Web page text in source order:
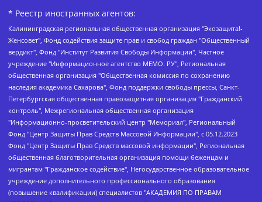
* Реестр иностранных агентов:
Калининградская региональная общественная организация "Экозащита!-Женсовет", Фонд содействия защите прав и свобод граждан "Общественный вердикт", Фонд "Институт Развития Свободы Информации", Частное учреждение "Информационное агентство МЕМО. РУ", Региональная общественная организация "Общественная комиссия по сохранению наследия академика Сахарова", Фонд поддержки свободы прессы, Санкт-Петербургская общественная правозащитная организация "Гражданский контроль", Межрегиональная общественная организация "Информационно-просветительский центр "Мемориал", Региональный Фонд "Центр Защиты Прав Средств Массовой Информации", с 05.12.2023 Фонд "Центр Защиты Прав Средств массовой информации", Региональная общественная благотворительная организация помощи беженцам и мигрантам "Гражданское содействие", Негосударственное образовательное учреждение дополнительного профессионального образования (повышение квалификации) специалистов "АКАДЕМИЯ ПО ПРАВАМ ЧЕЛОВЕКА", Свердловская региональная общественная организация "Сутяжник", Автономная некоммерческая организация "Центр независимых социологических исследований", Союз общественных объединений "Российский исследовательский центр по правам человека", Региональное общественное учреждение научно-информационный центр "МЕМОРИАЛ", Некоммерческая организация "Фонд защиты гласности", Автономная некоммерческая организация "Институт прав человека", Городская общественная организация "Екатеринбургское общество "МЕМОРИАЛ", Городская общественная организация "Рязанское историко-просветительское и правозащитное общество "Мемориал" (Рязанский Мемориал), Челябинский региональный орган общественной самодеятельности – женское общественное объединение "Женщины Евразии", Челябинский региональный орган общественной самодеятельности "Уральская правозащитная группа", Фонд содействия защите здоровья и социальной справедливости имени Андрея Рылькова, Автономная Некоммерческая Организация "Аналитический Центр Юрия Левады", Автономная некоммерческая организация социальной поддержки населения "Проект Апрель", Региональная общественная организация помощи женщинам и детям, находящимся в кризисной ситуации "Информационно-методический центр "Анна", Фонд содействия развитию массовых коммуникаций и правовому просвещению "Так-так-Так", Фонд содействия устойчивому развитию "Серебряная тайга", Свердловский региональный общественный фонд социальных проектов "Новое время", "Idel.Реалии", Кавказ.Реалии, Крым.Реалии, Телеканал Настоящее Время, Татаро-башкирская служба Радио Свобода (Azatliq Radiosi), Радио Свободная Европа/Радио Свобода (PCE/PC), "Сибирь.Реалии", "Фактограф", Благотворительный фонд помощи осужденным и их семьям, Автономная некоммерческая организация "Институт глобализации и социальных движений", Фонд "В защиту прав заключенных", Частное учреждение "Центр поддержки и содействия развитию средств массовой информации", Пензенский региональный общественный благотворительный фонд "Гражданский союз", "Север.Реалии", Некоммерческая организация Фонд "Правовая инициатива", Общество с ограниченной ответственностью "Радио Свободная Европа/Радио Свобода", Чешское информационное агентство "MEDIUM-ORIENT", Красноярская региональная общественная организация "Мы против СПИДа", Камалягин Денис Николаевич, Маркелов Сергей Евгеньевич, Пономарев Лев Александрович, Савицкая Людмила Алексеевна, Автономная некоммерческая организация "Центр по работе с проблемой насилия "НАСИЛИЮ.НЕТ", Межрегиональный профессиональный союз работников здравоохранения "Альянс врачей", Юридическое лицо, зарегистрированное в Латвийской Республике, SIA "Medusa Project" (регистрационный номер 40103797863, дата регистрации 10.06.2014), Некоммерческая организация "Фонд по борьбе с коррупцией", Автономная некоммерческая организация "Институт права и публичной политики", Баданин Роман Сергеевич, Гликин Максим Александрович, Железнова Мария Михайловна, Лукьянова Юлия Сергеевна, Маетная Елизавета Витальевна, Маняхин Петр Борисович, Чуракова Ольга Владимировна, Ярош Юлия Петровна, Юридическое лицо "The Insider SIA", зарегистрированное в Риге, Латвийская Республика (дата регистрации 26.06.2015), являющееся администратором доменного имени интернет-издания "The Insider SIA", https://theins.ru, Постернак Алексей Евгеньевич, Рубин Михаил Аркадьевич, Анин Роман Александрович, Юридическое лицо Istories fonds, зарегистрированное в Латвийской Республике (регистрационный номер 50008295751, дата регистрации 24.02.2020), Великовский Дмитрий Александрович, Долинина Ирина Николаевна, Мароховская Алеся Алексеевна, Шлейнов Роман Юрьевич, Шмагун Олеся Валентиновна, Общество с ограниченной ответственностью "Альтаир 2021", Общество с ограниченной ответственностью "Вега 2021", Общество с ограниченной ответственностью "Главный редактор 2021", Общество с ограниченной ответственностью "Ромашки монолит", Важенков Артем Валерьевич, Ивановская областная общественная организация "Центр гендерных исследований", Гурман Юрий Альбертович, Медиапроект "ОВД-Инфо", Егоров Владимир Владимирович, Жилинский Владимир Александрович, Общество с ограниченной ответственностью "ЗП", Иванова София Юрьевна, Карезина Инна Павловна, Кильтау Екатерина Викторовна, Петров Алексей Викторович, Пискунов Сергей Евгеньевич, Смирнов Сергей Сергеевич, Тихонов Михаил Сергеевич, Общество с ограниченной ответственностью "ЖУРНАЛИСТ-ИНОСТРАННЫЙ АГЕНТ", Арапова Галина Юрьевна, Вольтская Татьяна Анатольевна, Американская компания "Mason G.E.S. Anonymous Foundation" (США), являющаяся владельцем интернет-издания https://mnews.world/, Компания "Stichting Bellingcat", зарегистрированная в Нидерландах (дата регистрации 11.07.2018), Захаров Андрей Вячеславович, Клепиковская Екатерина Дмитриевна, Общество с ограниченной ответственностью "МЕМО", Перл Роман Александрович, Симонов Евгений Алексеевич, Соловьева Елена Анатольевна, Сотников Даниил Владимирович, Сурначева Елизавета Дмитриевна, Автономная некоммерческая организация по защите прав человека и информированию населения "Якутия – Наше Мнение", Общество с ограниченной ответственностью "Москоу диджитал медиа", с 26.01.2023 Общество с ограниченной ответственностью "Чайка Белые сады", Ветошкина Валерия Валерьевна, Заговора Максим Александрович, Межрегиональное общественное движение "Российская ЛГБТ - сеть", Оленичев Максим Владимирович, Павлов Иван Юрьевич, Скворцова Елена Сергеевна, Общество с ограниченной ответственностью "Как бы инагент", Кочетков Игорь Викторович, Общество с ограниченной ответственностью "Честные выборы", Еланчик Олег Александрович, Общество с ограниченной ответственностью "Нобелевский призыв", Гималова Регина Эмилевна, Григорьев Андрей Валерьевич, Григорьева Алина Александровна, Ассоциация по содействию защите прав призывников, альтернативнослужащих и военнослужащих "Правозащитная группа "Гражданин.Армия.Право", Хисамова Регина Фаритовна, Автономная некоммерческая организация по реализации социально-правовых программ "Лилит", Дальневосточное общественное движение "Маяк", Санкт-Петербургская ЛГБТ-инициативная группа "Выход", Инициативная группа ЛГБТ+ "Реверс", Алексеев Андрей Викторович, Бекбулатова Таисия Львовна, Беляев Иван Михайлович, Владыкина Елена Сергеевна, Гельман Марат Александрович, Никульшина Вероника Юрьевна, Толоконникова Надежда Андреевна, Шендерович Виктор Анатольевич, Общество с ограниченной ответственностью "Данное сообщение", Общество с ограниченной ответственностью Издательский дом "Новая глава", Айнбиндер Александра Александровна, Московский комьюнити-центр для ЛГБТ+инициатив, Благотворительный фонд развития филантропии, Deutsche Welle (Германия, Kurt-Schumacher-Strasse 3, 53113 Bonn), Борзунова Мария Михайловна, Воробьев Виктор Викторович, Голубева Анна Львовна, Константинова Алла Михайловна, Малкова Ирина Владимировна, Мурадов Мурад Абдулгалимович, Осетинская Елизавета Николаевна, Понасенков Евгений Николаевич, Ганапольский Матвей Юрьевич, Киселев Евгений Алексеевич, Борухович Ирина Григорьевна, Дремин Иван Тимофеевич, Дубровский Дмитрий Викторович, Красноярская региональная общественная организация поддержки и развития альтернативных образовательных технологий и межкультурных коммуникаций "ИНТЕРРА", Маяковская Екатерина Алексеевна, Фейгин Марк Захарович, Филимонов Андрей Викторович, Дзугкоева Регина Николаевна, Доброхотов Роман Александрович, Дудь Юрий Александрович, Елкин Сергей Владимирович, Кругликов Кирилл Игоревич, Сабунаева Мария Леонидовна, Семенов Алексей Владимирович, Шаинян Карен Багратович, Шульман Екатерина Михайловна, Асафьев Артур Валерьевич, Вахштайн Виктор Семенович, Венедиктов Алексей Алексеевич, Лушникова Екатерина Евгеньевна, Волков Леонид Михайлович, Невзоров Александр Глебович, Пархоменко Сергей Борисович, Сироткин Ярослав Николаевич, Кара-Мурза Владимир Владимирович, Баранова Наталья Владимировна, Гозман Леонид Яковлевич, Кагарлицкий Борис Юльевич, Климарев Михаил Валерьевич, Милов Владимир Станиславович, Автономная некоммерческая организация Краснодарский центр современного искусства "Типография", Моргенштерн Алишер Тагирович, Соболь Любовь Эдуардовна, Общество с ограниченной ответственностью "ЛИЗА НОРМ", Каспаров Гарри Кимович, Ходорковский Михаил Борисович, Общество с ограниченной ответственностью "Апрельские тезисы", Данилович Ирина Брониславовна, Кашин Олег Владимирович, Петров Николай Владимирович, Пивоваров Алексей Владимирович, Соколов Михаил Владимирович, Цветкова Юлия Владимировна, Чичваркин Евгений Александрович, Комитет против пыток/Команда против пыток, Общество с ограниченной ответственностью "Первый научный", Общество с ограниченной ответственностью "Вертолет и ко", Белоцерковская Вероника Борисовна, Кац Максим Евгеньевич, Лазарева Татьяна Юрьевна, Шаведдинов Руслан Табризович, Яшин Илья Валерьевич, Общество с ограниченной ответственностью "Иноагент ААВ", Алешковский Дмитрий Петрович, Альбац Евгения Марковна, Быков Дмитрий Львович, Галямина Юлия Евгеньевна, Лойко Сергей Леонидович, Мартынов Кирилл Константинович, Медведев Сергей Александрович, Крашенинников Федор Геннадиевич, Гордеева Катерина Вл